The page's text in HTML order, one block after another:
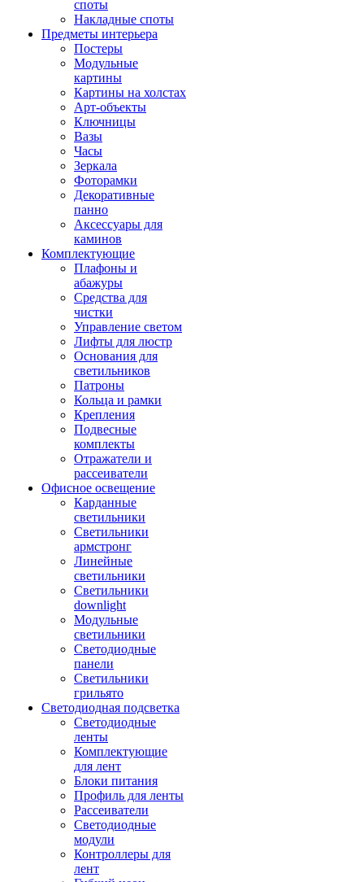
споты
Накладные споты
Предметы интерьера
Постеры
Модульные
картины
Картины на холстах
Арт-объекты
Ключницы
Вазы
Часы
Зеркала
Фоторамки
Декоративные
панно
Аксессуары для
каминов
Комплектующие
Плафоны и
абажуры
Средства для
чистки
Управление светом
Лифты для люстр
Основания для
светильников
Патроны
Кольца и рамки
Крепления
Подвесные
комплекты
Отражатели и
рассеиватели
Офисное освещение
Карданные
светильники
Светильники
армстронг
Линейные
светильники
Светильники
downlight
Модульные
светильники
Светодиодные
панели
Светильники
грильято
Светодиодная подсветка
Светодиодные
ленты
Комплектующие
для лент
Блоки питания
Профиль для ленты
Рассеиватели
Светодиодные
модули
Контроллеры для
лент